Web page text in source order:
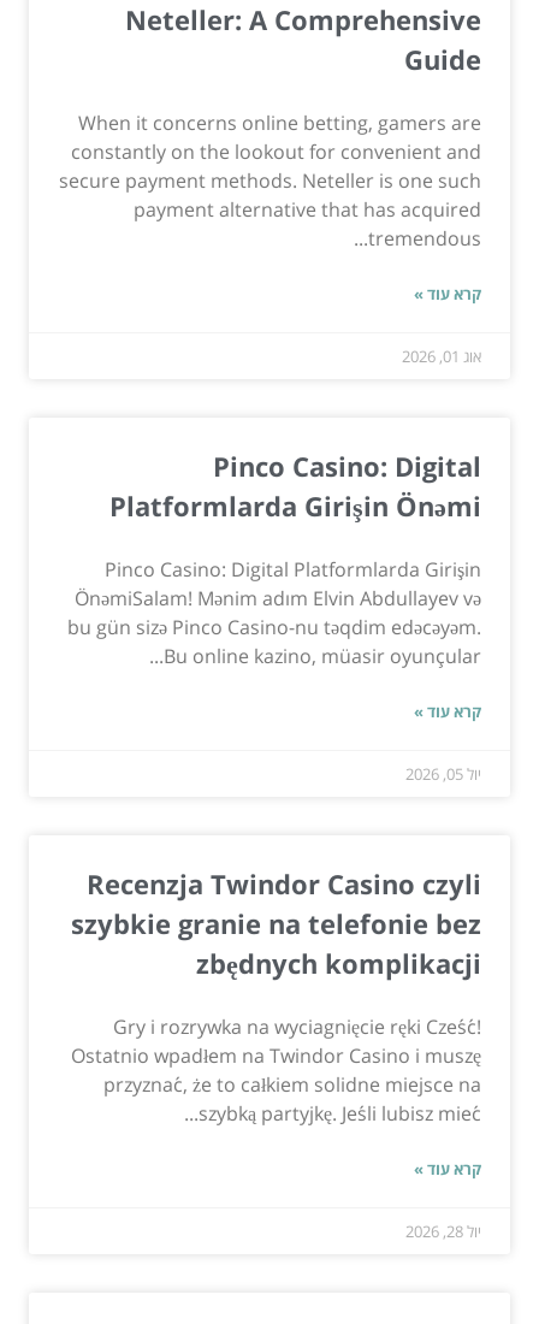
Neteller: A Comprehensive
Guide
When it concerns online betting, gamers are
constantly on the lookout for convenient and
secure payment methods. Neteller is one such
payment alternative that has acquired
tremendous...
קרא עוד »
אוג 01, 2026
Pinco Casino: Digital
Platformlarda Girişin Önəmi
Pinco Casino: Digital Platformlarda Girişin
ÖnəmiSalam! Mənim adım Elvin Abdullayev və
bu gün sizə Pinco Casino-nu təqdim edəcəyəm.
Bu online kazino, müasir oyunçular...
קרא עוד »
יול 05, 2026
Recenzja Twindor Casino czyli
szybkie granie na telefonie bez
zbędnych komplikacji
Gry i rozrywka na wyciagnięcie ręki Cześć!
Ostatnio wpadłem na Twindor Casino i muszę
przyznać, że to całkiem solidne miejsce na
szybką partyjkę. Jeśli lubisz mieć...
קרא עוד »
יול 28, 2026